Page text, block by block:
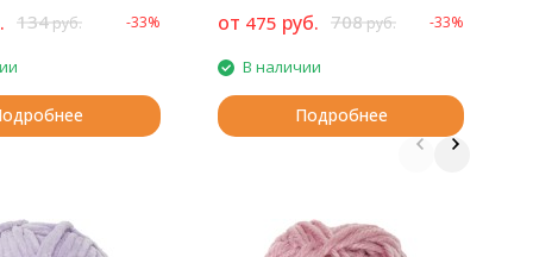
134руб. -33% от 475 руб. 708руб. -33%
В наличии
Подробнее